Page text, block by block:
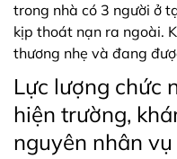
trong nhà có 3 người ở
kịp thoát nạn ra ngoài.
thương nhẹ và đang
Lực lượng chức
hiện trường,
nguyên nhân vụ